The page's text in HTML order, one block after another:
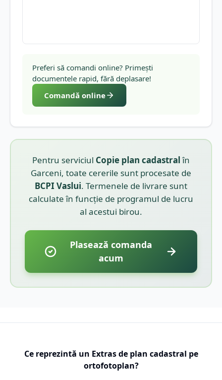
Preferi să comandi online? Primești
documentele rapid, fără deplasare!
Comandă online
Pentru serviciul Copie plan cadastralîn
Garceni, toate cererile sunt procesate de
BCPI Vaslui. Termenele de livrare sunt
calculate în funcție de programul de lucru
al acestui birou.
Plasează comanda
acum
Ce reprezintă un Extras de plan cadastral pe
ortofotoplan?